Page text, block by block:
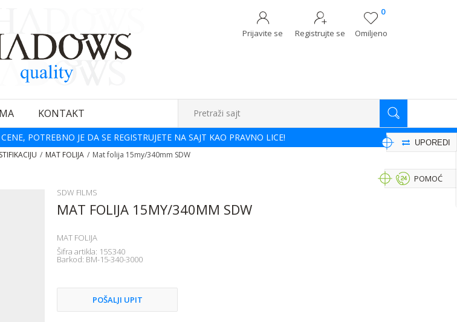
Omiljeno
0
Prijavite se
Registrujte se
KONTAKT Pretraži sajt
POTREBNO JE DA SE REGISTRUJETE NA SAJT KAO PRAVNO LICE!
MAT FOLIJA Mat folija 15my/340mm SDW
UPOREDI
SDW FILMS
MAT FOLIJA 15MY/340MM SDW
MAT FOLIJA
Šifra artikla: 15S340
Barkod: BM-15-340-3000
POŠALJI UPIT
POMOĆ